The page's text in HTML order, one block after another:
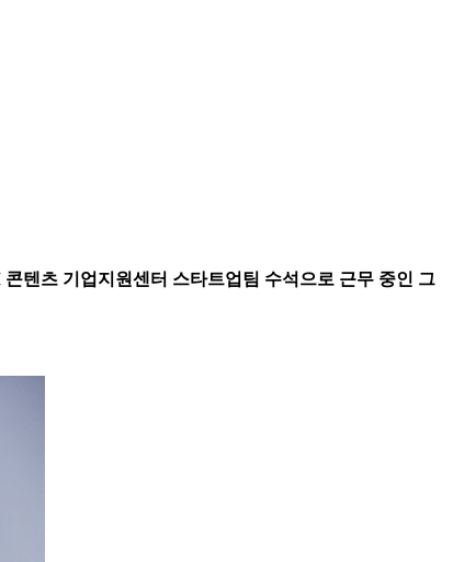
텐츠 기업지원센터 스타트업팀 수석으로 근무 중인 그